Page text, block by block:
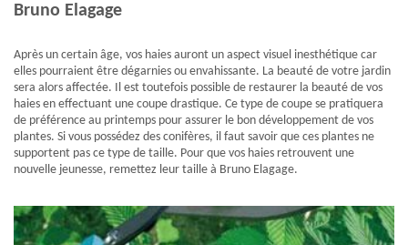
Bruno Elagage
Après un certain âge, vos haies auront un aspect visuel inesthétique car
elles pourraient être dégarnies ou envahissante. La beauté de votre jardin
sera alors affectée. Il est toutefois possible de restaurer la beauté de vos
haies en effectuant une coupe drastique. Ce type de coupe se pratiquera
de préférence au printemps pour assurer le bon développement de vos
plantes. Si vous possédez des conifères, il faut savoir que ces plantes ne
supportent pas ce type de taille. Pour que vos haies retrouvent une
nouvelle jeunesse, remettez leur taille à Bruno Elagage.